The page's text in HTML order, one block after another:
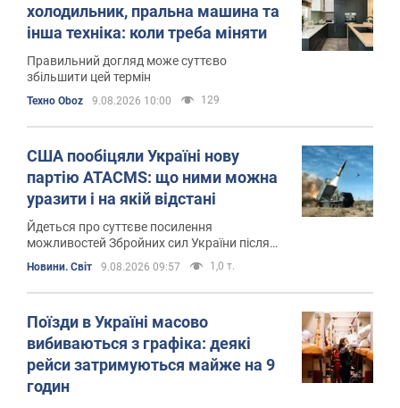
холодильник, пральна машина та
інша техніка: коли треба міняти
Правильний догляд може суттєво
збільшити цей термін
Техно Oboz 9.08.2026 10:00 129
США пообіцяли Україні нову
партію ATACMS: що ними можна
уразити і на якій відстані
Йдеться про суттєве посилення
можливостей Збройних сил України після
тривалої перерви
Новини. Світ 9.08.2026 09:57 1,0 т.
Поїзди в Україні масово
вибиваються з графіка: деякі
рейси затримуються майже на 9
годин